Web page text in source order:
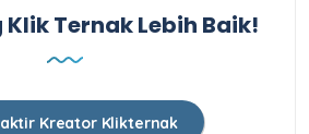
Klik Ternak Lebih Baik!
Kreator Klikternak